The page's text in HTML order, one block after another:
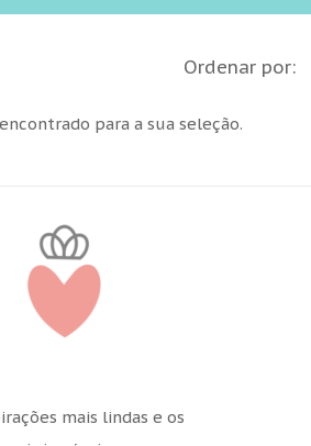
Ordenar por:
para a sua seleção.
mais lindas e os